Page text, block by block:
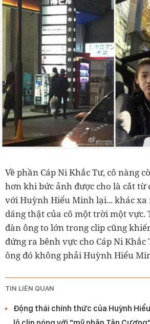
Về phần Cáp Ni Khắc Tư, cô nàng
hơn khi bức ảnh được cho là cắt từ
với Huỳnh Hiểu Minh lại... khác xa
dáng thật của cô một trời một vực.
đàn ông to lớn trong clip cũng
đứng ra bênh vực cho Cáp Ni
ông đó không phải Huỳnh Hiểu
TIN LIÊN QUAN
Động thái chính thức của Huỳnh